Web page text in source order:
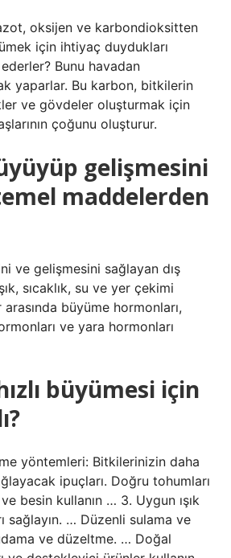
oksijen ve karbondioksitten
için ihtiyaç duydukları
Bunu havadan
yaparlar. Bu karbon, bitkilerin
ve gövdeler oluşturmak için
çoğunu oluşturur.
gelişmesini
maddelerden
ve gelişmesini sağlayan dış
sıcaklık, su ve yer çekimi
büyüme hormonları,
ve yara hormonları
büyümesi için
yöntemleri: Bitkilerinizin daha
ipuçları. Doğru tohumları
besin kullanın … 3. Uygun ışık
sağlayın. … Düzenli sulama ve
ve düzeltme. … Doğal